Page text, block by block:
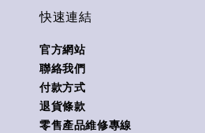
快速連結
官方網站
聯絡我們
付款方式
退貨條款
零售產品維修專線